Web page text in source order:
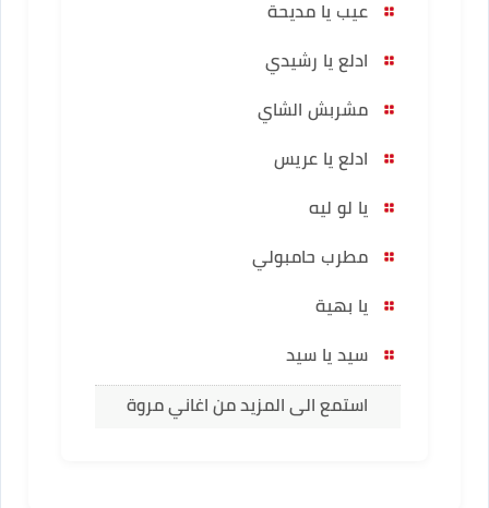
عيب يا مديحة
ادلع يا رشيدي
مشربش الشاي
ادلع يا عريس
يا لو ليه
مطرب حامبولي
يا بهية
سيد يا سيد
استمع الى المزيد من اغاني مروة